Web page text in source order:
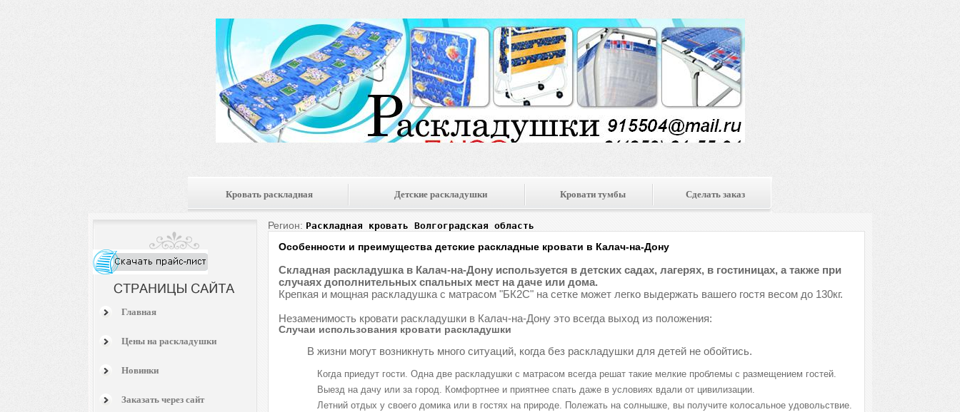
Кровать раскладная Детские раскладушки Кровати тумбы Сделать заказ
Главная
Цены на раскладушки
Новинки
Заказать через сайт
Регион: Раскладная кровать Волгоградская область
Особенности и преимущества детские раскладные кровати в Калач-на-Дону
Складная раскладушка в Калач-на-Дону используется в детских садах, лагерях, в гостиницах, а также при
случаях дополнительных спальных мест на даче или дома.
Крепкая и мощная раскладушка с матрасом "БК2С" на сетке может легко выдержать вашего гостя весом до 130кг.
Незаменимость кровати раскладушки в Калач-на-Дону это всегда выход из положения:
Случаи использования кровати раскладушки
В жизни могут возникнуть много ситуаций, когда без раскладушки для детей не обойтись.
Когда приедут гости. Одна две раскладушки с матрасом всегда решат такие мелкие проблемы с размещением гостей.
Выезд на дачу или за город. Комфортнее и приятнее спать даже в условиях вдали от цивилизации.
Летний отдых у своего домика или в гостях на природе. Полежать на солнышке, вы получите колосальное удовольствие.